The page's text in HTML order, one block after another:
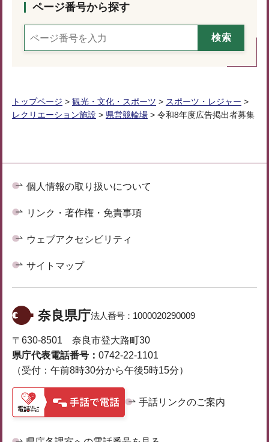
ページ番号から探す
トップページ > 観光・文化・スポーツ > スポーツ・レジャー >
レクリエーション施設 > 県営競輪場 > 令和8年度広告掲出者募集
個人情報の取り扱いについて
リンク・著作権・免責事項
ウェブアクセシビリティ
サイトマップ
奈良県庁法人番号： 1000020290009
〒630-8501 奈良市登大路町30
県庁代表電話番号： 0742-22-1101
（受付：午前8時30分から午後5時15分）
手話リンクのご案内